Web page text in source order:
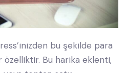
bu şekilde para
özelliktir. Bu harika eklenti,